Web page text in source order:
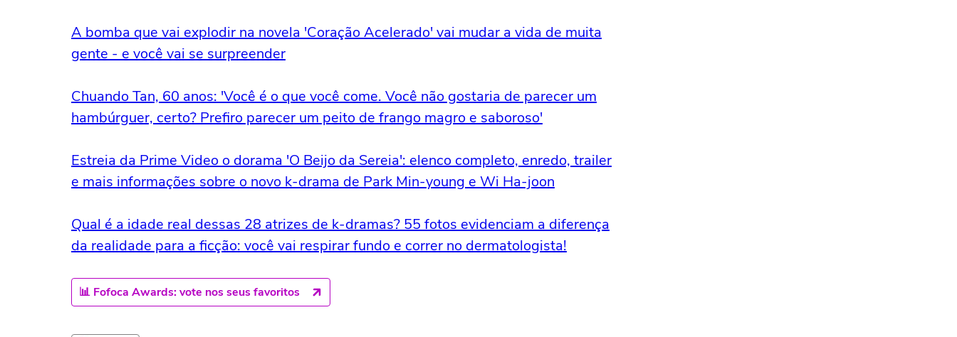
A bomba que vai explodir na novela 'Coração Acelerado' vai mudar a vida de muita
gente - e você vai se surpreender
Chuando Tan, 60 anos: 'Você é o que você come. Você não gostaria de parecer um
hambúrguer, certo? Prefiro parecer um peito de frango magro e saboroso'
Estreia da Prime Video o dorama 'O Beijo da Sereia': elenco completo, enredo, trailer
e mais informações sobre o novo k-drama de Park Min-young e Wi Ha-joon
Qual é a idade real dessas 28 atrizes de k-dramas? 55 fotos evidenciam a diferença
da realidade para a ficção: você vai respirar fundo e correr no dermatologista!
📊 Fofoca Awards: vote nos seus favoritos